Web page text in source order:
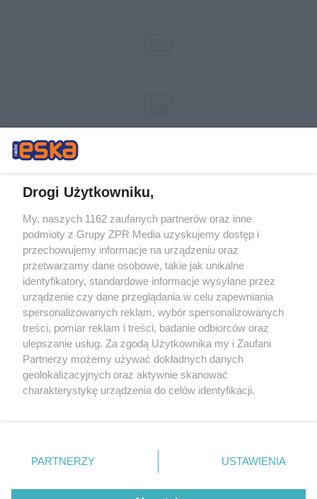
Żaden utwór zamieszczony w serwisie nie może być powielany i
rozpowszechniany lub dalej rozpowszechniany w jakikolwiek sposób (w
tym także elektroniczny lub mechaniczny) na jakimkolwiek polu
eksploatacji w jakiejkolwiek formie, włącznie z umieszczaniem w
Internecie bez pisemnej zgody właściciela praw. Jakiekolwiek użycie lub
wykorzystanie utworów w całości lub w części z naruszeniem prawa,
tzn. bez właściwej zgody, jest zabronione pod groźbą kary i może być
ścigane prawnie.
© 2026 Grupa ZPR Media
Drogi Użytkowniku,
My, naszych 1162 zaufanych partnerów oraz inne
podmioty z Grupy ZPR Media uzyskujemy dostęp i
przechowujemy informacje na urządzeniu oraz
przetwarzamy dane osobowe, takie jak unikalne
identyfikatory, standardowe informacje wysyłane przez
urządzenie czy dane przeglądania w celu zapewniania
spersonalizowanych reklam, wybór spersonalizowanych
treści, pomiar reklam i treści, badanie odbiorców oraz
ulepszanie usług. Za zgodą Użytkownika my i Zaufani
Partnerzy możemy używać dokładnych danych
geolokalizacyjnych oraz aktywnie skanować
charakterystykę urządzenia do celów identyfikacji.
zmienić/wycofać klikając przycisk ustawień prywatności
znajdujący się w lewym dolnym rogu strony
rodzaje przetwarzania danych nie wymagają zgody
PARTNERZY USTAWIENIA